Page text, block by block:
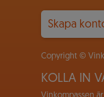
Skapa
Copyright ©
KOLLA IN